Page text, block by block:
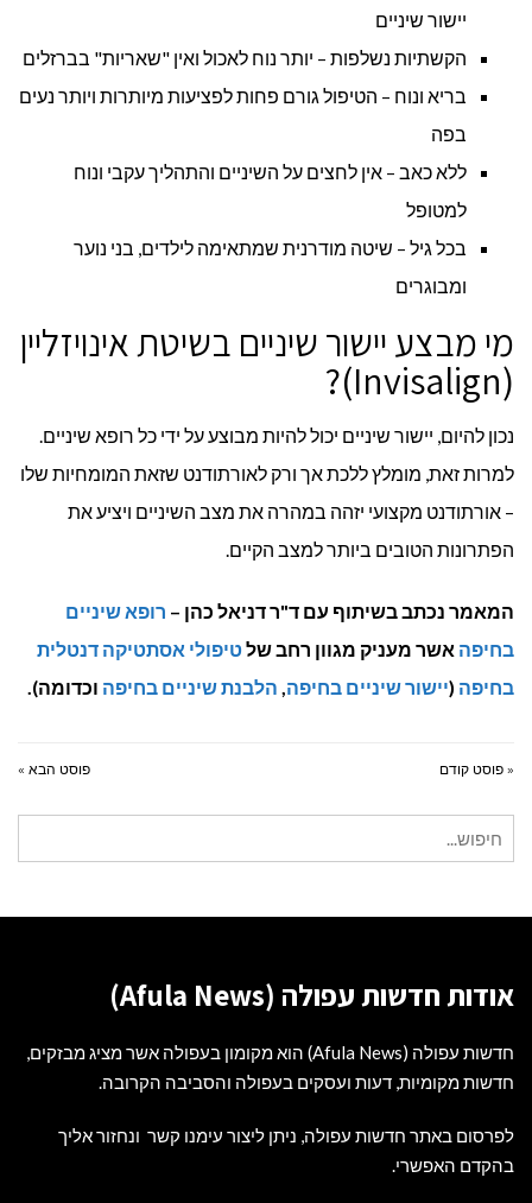
יישור שיניים
הקשתיות נשלפות – יותר נוח לאכול ואין "שאריות" בברזלים
בריא ונוח – הטיפול גורם פחות לפציעות מיותרות ויותר נעים
בפה
ללא כאב – אין לחצים על השיניים והתהליך עקבי ונוח
למטופל
בכל גיל – שיטה מודרנית שמתאימה לילדים, בני נוער
ומבוגרים
מי מבצע יישור שיניים בשיטת אינויזליין
(Invisalign)?
נכון להיום, יישור שיניים יכול להיות מבוצע על ידי כל רופא שיניים.
למרות זאת, מומלץ ללכת אך ורק לאורתודנט שזאת המומחיות שלו
– אורתודנט מקצועי יזהה במהרה את מצב השיניים ויציע את
הפתרונות הטובים ביותר למצב הקיים.
המאמר נכתב בשיתוף עם ד"ר דניאל כהן – רופא שיניים
בחיפה אשר מעניק מגוון רחב שלטיפולי אסתטיקה דנטלית
בחיפה (יישור שיניים בחיפה, הלבנת שיניים בחיפה וכדומה).
« פוסט קודם פוסט הבא »
עבור:
אודות חדשות עפולה (Afula News)
חדשות עפולה (Afula News) הוא מקומון בעפולה אשר מציג מבזקים,
חדשות מקומיות, דעות ועסקים בעפולה והסביבה הקרובה.
לפרסום באתר חדשות עפולה, ניתן ליצור עימנו קשר ונחזור אליך
בהקדם האפשרי.